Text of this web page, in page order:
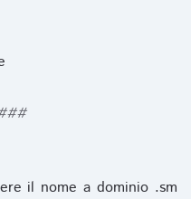
il nome a dominio .sm